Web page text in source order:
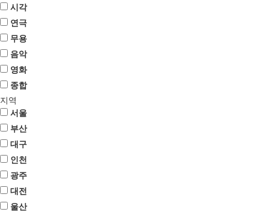
시각
연극
무용
음악
영화
종합
지역
서울
부산
대구
인천
광주
대전
울산